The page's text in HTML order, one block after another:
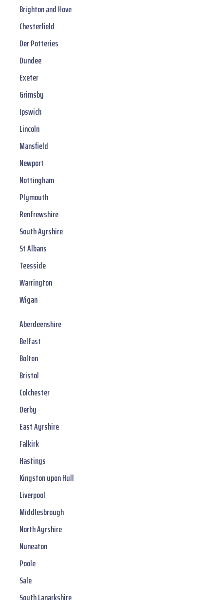
Brighton and Hove
Chesterfield
Der Potteries
Dundee
Exeter
Grimsby
Ipswich
Lincoln
Mansfield
Newport
Nottingham
Plymouth
Renfrewshire
South Ayrshire
St Albans
Teesside
Warrington
Wigan
Aberdeenshire
Belfast
Bolton
Bristol
Colchester
Derby
East Ayrshire
Falkirk
Hastings
Kingston upon Hull
Liverpool
Middlesbrough
North Ayrshire
Nuneaton
Poole
Sale